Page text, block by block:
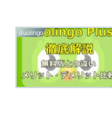
duolingo